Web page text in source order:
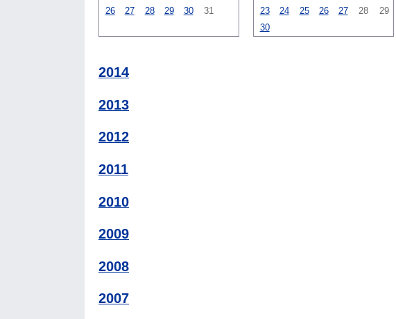
26
27 28 29 30 31
23
24 25 26 27 28
29
30
2014
2013
2012
2011
2010
2009
2008
2007